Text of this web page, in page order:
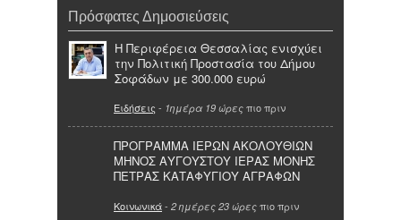
Πρόσφατες Δημοσιεύσεις
Η Περιφέρεια Θεσσαλίας ενισχύει
την Πολιτική Προστασία του Δήμου
Σοφάδων με 300.000 ευρώ
Ειδήσεις - 1ημέρα 19 ώρες πιο πριν
ΠΡΟΓΡΑΜΜΑ ΙΕΡΩΝ ΑΚΟΛΟΥΘΙΩΝ
ΜΗΝΟΣ ΑΥΓΟΥΣΤΟΥ ΙΕΡΑΣ ΜΟΝΗΣ
ΠΕΤΡΑΣ ΚΑΤΑΦΥΓΙΟΥ ΑΓΡΑΦΩΝ
Κοινωνικά- 2 ημέρες 23 ώρες πιο πριν